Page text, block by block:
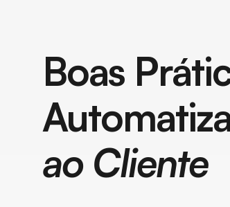
Boas
ao Cliente